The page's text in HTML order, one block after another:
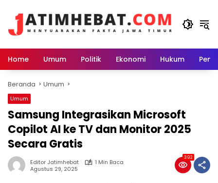
Home Umum Politik Ekonomi Hukum
Beranda Umum
Umum
Samsung Integrasikan Microsoft
Copilot AI ke TV dan Monitor 2025
Secara Gratis
Editor Jatimhebat
1 Min Baca
Agustus 29, 2025
392